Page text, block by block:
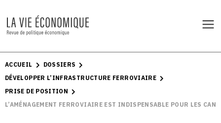
ACCUEIL
DOSSIERS
DÉVELOPPER L’INFRASTRUCTURE FERROVIAIRE
PRISE DE POSITION
L’AMÉNAGEMENT FERROVIAIRE EST INDISPENSABLE POUR LES